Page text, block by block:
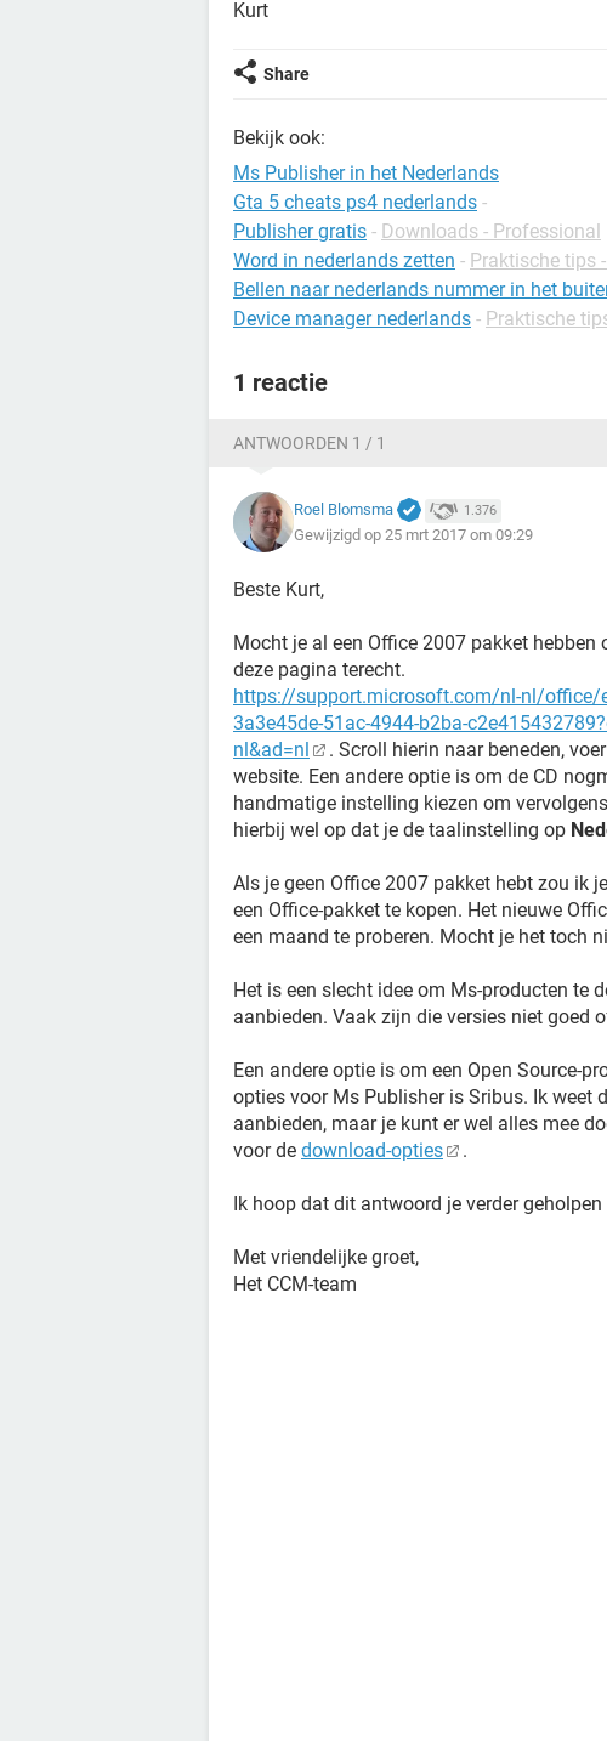
Kurt
Share
Bekijk ook:
Ms Publisher in het Nederlands
Gta 5 cheats ps4 nederlands -
Publisher gratis - Downloads - Professional
Word in nederlands zetten - Praktische tips -
Bellen naar nederlands nummer in het
Device manager nederlands - Praktische
1 reactie
ANTWOORDEN 1 / 1
Roel Blomsma 1.376
Gewijzigd op 25 mrt 2017 om 09:29
Beste Kurt,
Mocht je al een Office 2007 pakket hebben
deze pagina terecht.
https://support.microsoft.com/nl-nl/office/
3a3e45de-51ac-4944-b2ba-
nl&ad=nl
. Scroll hierin naar beneden,
website. Een andere optie is om de CD
handmatige instelling kiezen om
hierbij wel op dat je de taalinstelling op
Als je geen Office 2007 pakket hebt zou ik
een Office-pakket te kopen. Het nieuwe
een maand te proberen. Mocht je het toch
Het is een slecht idee om Ms-producten te
aanbieden. Vaak zijn die versies niet goed
Een andere optie is om een Open Source-
opties voor Ms Publisher is Sribus. Ik weet
aanbieden, maar je kunt er wel alles mee
voor de download-opties .
Ik hoop dat dit antwoord je verder
Met vriendelijke groet,
Het CCM-team